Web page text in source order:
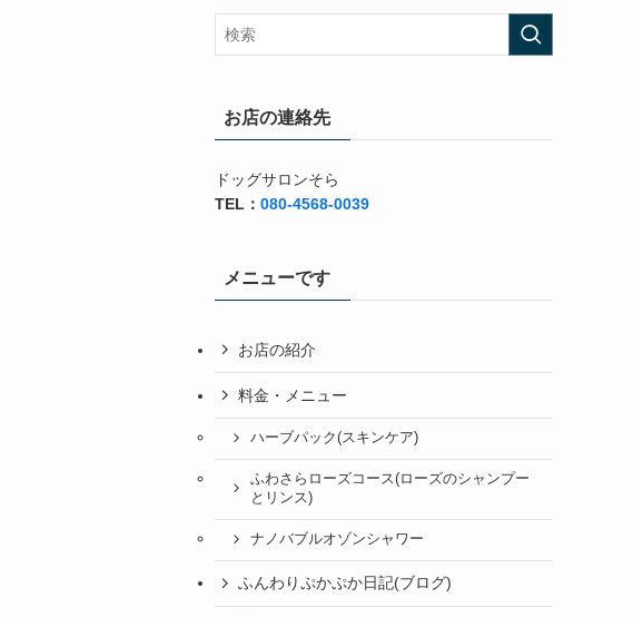
お店の連絡先
ドッグサロンそら
TEL： 080-4568-0039
メニューです
お店の紹介
料金・メニュー
ハーブパック(スキンケア)
ふわさらローズコース(ローズのシャンプー
とリンス)
ナノバブルオゾンシャワー
ふんわりぷかぷか日記(ブログ)